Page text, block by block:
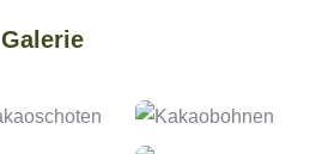
Galerie